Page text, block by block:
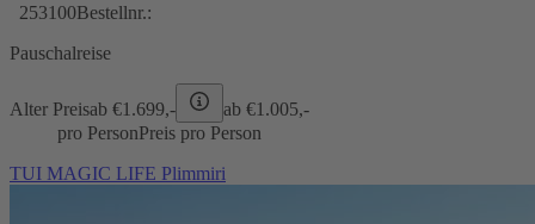
253100Bestellnr.:
Pauschalreise
Alter Preisab €1.699,- ab €1.005,-
pro PersonPreis pro Person
TUI MAGIC LIFE Plimmiri